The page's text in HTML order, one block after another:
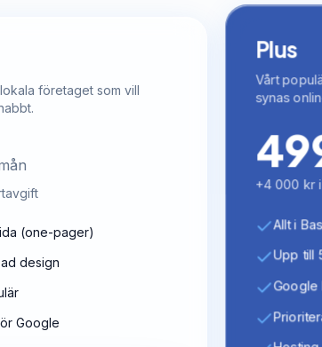
företaget som vill
(one-pager)
design
Google
Plus
Vårt
synas
+4 000 kr
Allt i Bas
Upp till
Google